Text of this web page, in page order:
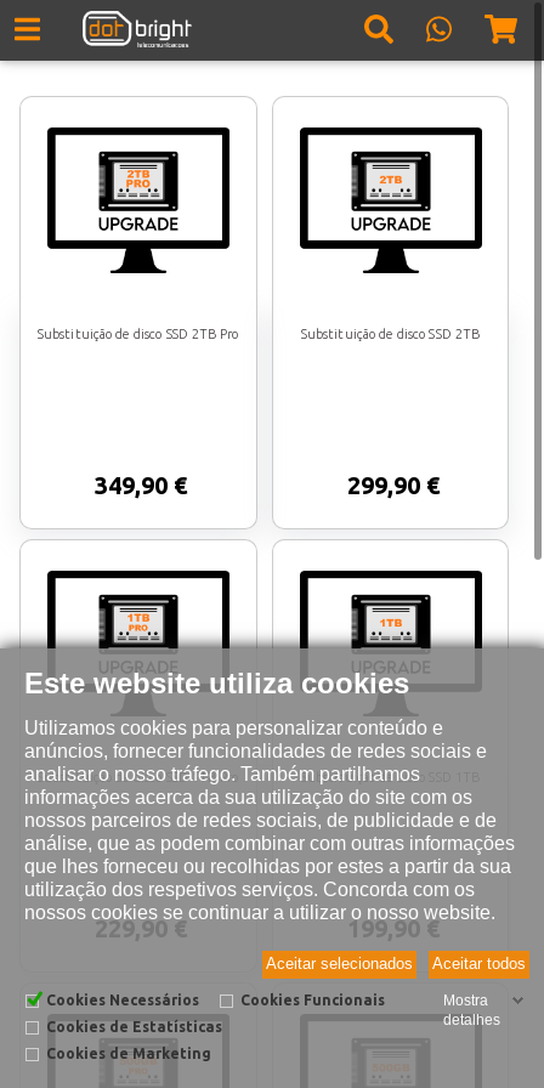
Este website utiliza cookies
Utilizamos cookies para personalizar conteúdo e
anúncios, fornecer funcionalidades de redes sociais e
analisar o nosso tráfego. Também partilhamos
informações acerca da sua utilização do site com os
nossos parceiros de redes sociais, de publicidade e de
análise, que as podem combinar com outras informações
que lhes forneceu ou recolhidas por estes a partir da sua
utilização dos respetivos serviços. Concorda com os
nossos cookies se continuar a utilizar o nosso website.
Aceitar todos
Aceitar selecionados
Cookies Necessários
Cookies Funcionais
Cookies de Estatísticas
Cookies de Marketing
Mostra
detalhes
Substituição de disco SSD 2TB Pro
349,90 €
Substituição de disco SSD 2TB
299,90 €
Substituição de disco SSD 1TB Pro
229,90 €
Substituição de disco SSD 1TB
199,90 €